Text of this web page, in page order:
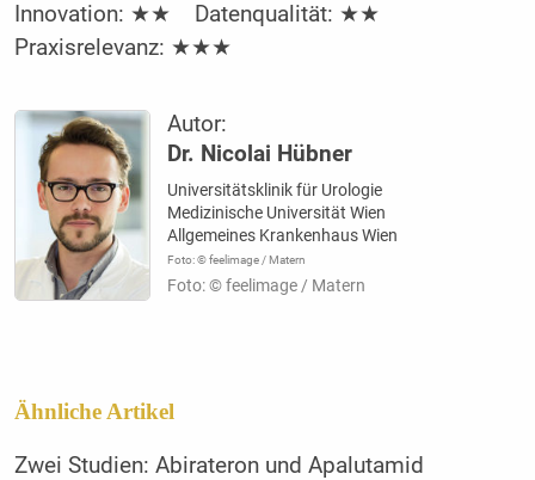
Innovation: ★★ Datenqualität: ★★
Praxisrelevanz: ★★★
Autor:
Dr. Nicolai Hübner
Universitätsklinik für Urologie
Medizinische Universität Wien
Allgemeines Krankenhaus Wien
Foto: © feelimage / Matern
Foto: © feelimage / Matern
Ähnliche Artikel
Zwei Studien: Abirateron und Apalutamid